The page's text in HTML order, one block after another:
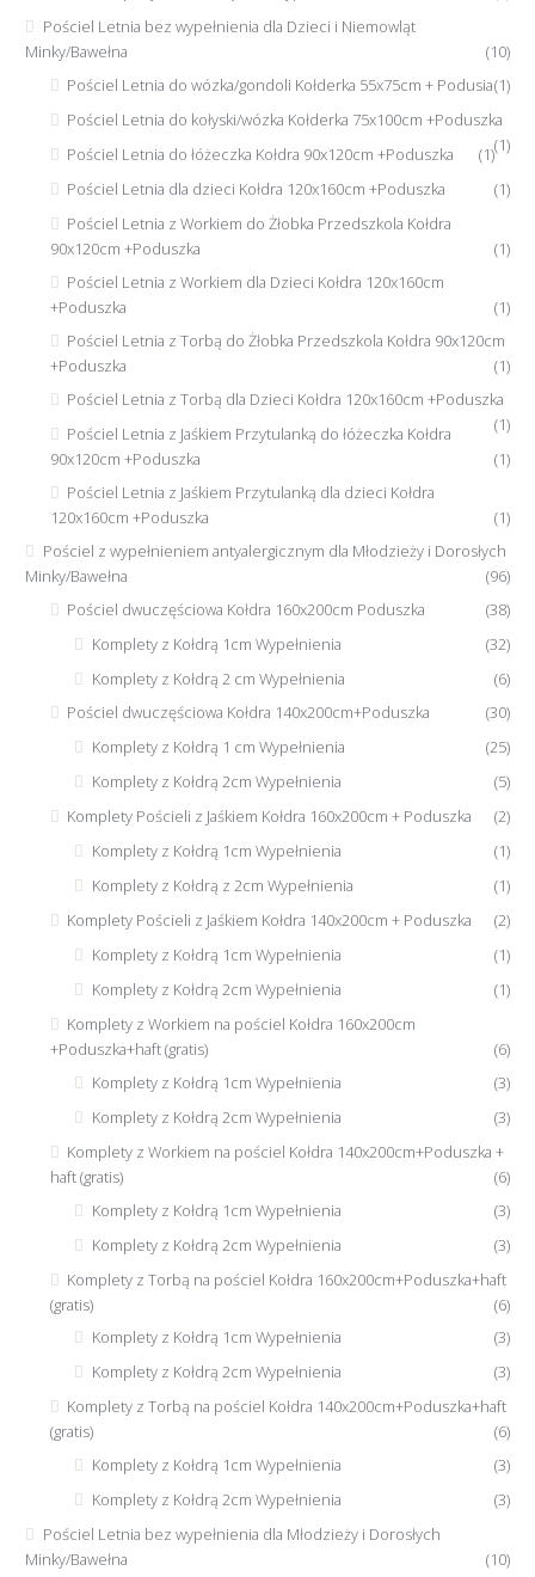
Pościel Letnia bez wypełnienia dla Dzieci i Niemowląt
Minky/Bawełna
(10)
Pościel Letnia do wózka/gondoli Kołderka 55x75cm + Podusia(1)
Pościel Letnia do kołyski/wózka Kołderka 75x100cm +Poduszka
(1)
Pościel Letnia do łóżeczka Kołdra 90x120cm +Poduszka
(1)
Pościel Letnia dla dzieci Kołdra 120x160cm +Poduszka
(1)
Pościel Letnia z Workiem do Żłobka Przedszkola Kołdra
90x120cm +Poduszka
(1)
Pościel Letnia z Workiem dla Dzieci Kołdra 120x160cm
+Poduszka
(1)
Pościel Letnia z Torbą do Żłobka Przedszkola Kołdra 90x120cm
+Poduszka
(1)
Pościel Letnia z Torbą dla Dzieci Kołdra 120x160cm +Poduszka
(1)
Pościel Letnia z Jaśkiem Przytulanką do łóżeczka Kołdra
90x120cm +Poduszka
(1)
Pościel Letnia z Jaśkiem Przytulanką dla dzieci Kołdra
120x160cm +Poduszka
(1)
Pościel z wypełnieniem antyalergicznym dla Młodzieży i Dorosłych
Minky/Bawełna
(96)
Pościel dwuczęściowa Kołdra 160x200cm Poduszka
(38)
Komplety z Kołdrą 1cm Wypełnienia
(32)
Komplety z Kołdrą 2 cm Wypełnienia
(6)
Pościel dwuczęściowa Kołdra 140x200cm+Poduszka
(30)
Komplety z Kołdrą 1 cm Wypełnienia
(25)
Komplety z Kołdrą 2cm Wypełnienia
(5)
Komplety Pościeli z Jaśkiem Kołdra 160x200cm + Poduszka
(2)
Komplety z Kołdrą 1cm Wypełnienia
(1)
Komplety z Kołdrą z 2cm Wypełnienia
(1)
Komplety Pościeli z Jaśkiem Kołdra 140x200cm + Poduszka
(2)
Komplety z Kołdrą 1cm Wypełnienia
(1)
Komplety z Kołdrą 2cm Wypełnienia
(1)
Komplety z Workiem na pościel Kołdra 160x200cm
+Poduszka+haft (gratis)
(6)
Komplety z Kołdrą 1cm Wypełnienia
(3)
Komplety z Kołdrą 2cm Wypełnienia
(3)
Komplety z Workiem na pościel Kołdra 140x200cm+Poduszka +
haft (gratis)
(6)
Komplety z Kołdrą 1cm Wypełnienia
(3)
Komplety z Kołdrą 2cm Wypełnienia
(3)
Komplety z Torbą na pościel Kołdra 160x200cm+Poduszka+haft
(gratis)
(6)
Komplety z Kołdrą 1cm Wypełnienia
(3)
Komplety z Kołdrą 2cm Wypełnienia
(3)
Komplety z Torbą na pościel Kołdra 140x200cm+Poduszka+haft
(gratis)
(6)
Komplety z Kołdrą 1cm Wypełnienia
(3)
Komplety z Kołdrą 2cm Wypełnienia
(3)
Pościel Letnia bez wypełnienia dla Młodzieży i Dorosłych
Minky/Bawełna
(10)